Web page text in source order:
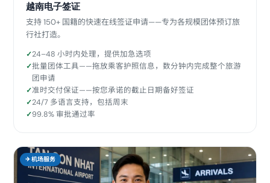
越南电子签证
支持 150+ 国籍的快速在线签证申请——专为各规模团体预订旅
行社打造。
24–48 小时内处理，提供加急选项
批量团体工具——拖放乘客护照信息，数分钟内完成整个旅游
团申请
准时交付保证——按您承诺的截止日期备好签证
24/7 多语言支持，包括周末
99.8% 审批通过率
✈ 机场服务